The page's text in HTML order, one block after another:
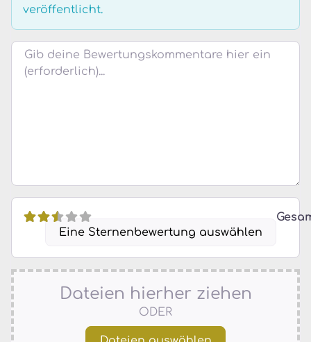
veröffentlicht.
Bewertungstext
Eine Sternenbewertung auswählen
Dateien hierher ziehen
ODER